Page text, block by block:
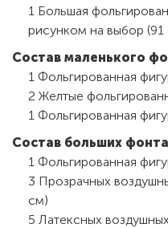
1 Большая
рисунком на выбор (91
Состав маленького
1 Фольгированная
2 Желтые
1 Фольгированная
Состав больших
1 Фольгированная
3 Прозрачных
см)
5 Латексных